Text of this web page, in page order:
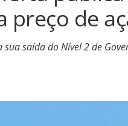
preço de
sua saída do Nível 2 de